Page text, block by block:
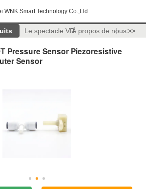
WNK Smart Technology Co.,Ltd
Le spectacle VRÀ propos de nous>>
Pressure Sensor Piezoresistive
Sensor